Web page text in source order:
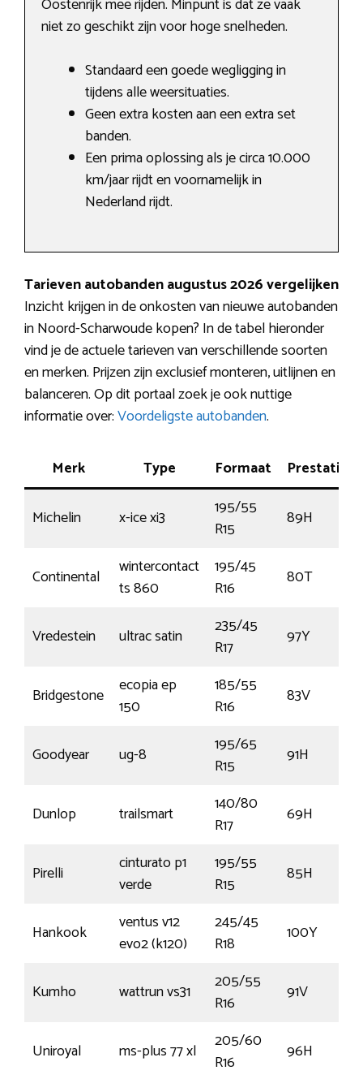
Oostenrijk mee rijden. Minpunt is dat ze vaak
niet zo geschikt zijn voor hoge snelheden.
Standaard een goede wegligging in
tijdens alle weersituaties.
Geen extra kosten aan een extra set
banden.
Een prima oplossing als je circa 10.000
km/jaar rijdt en voornamelijk in
Nederland rijdt.
Tarieven autobanden augustus 2026 vergelijken
Inzicht krijgen in de onkosten van nieuwe autobanden
in Noord-Scharwoude kopen? In de tabel hieronder
vind je de actuele tarieven van verschillende soorten
en merken. Prijzen zijn exclusief monteren, uitlijnen en
balanceren. Op dit portaal zoek je ook nuttige
informatie over:Voordeligste autobanden.
Merk Type Formaat Prestatie
Michelin x-ice xi3
195/55
R15
89H
Continental
wintercontact
ts 860
195/45
R16
80T
Vredestein ultrac satin
235/45
R17
97Y
Bridgestone
ecopia ep
150
185/55
R16
83V
Goodyear ug-8
195/65
R15
91H
Dunlop trailsmart
140/80
R17
69H
Pirelli
cinturato p1
verde
195/55
R15
85H
Hankook
ventus v12
evo2 (k120)
245/45
R18
100Y
Kumho wattrun vs31
205/55
R16
91V
Uniroyal ms-plus 77 xl
205/60
R16
96H